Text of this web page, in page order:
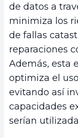
de datos a
minimiza los
de fallas
reparaciones
Además, esta
optimiza el
evitando así
capacidades
serían